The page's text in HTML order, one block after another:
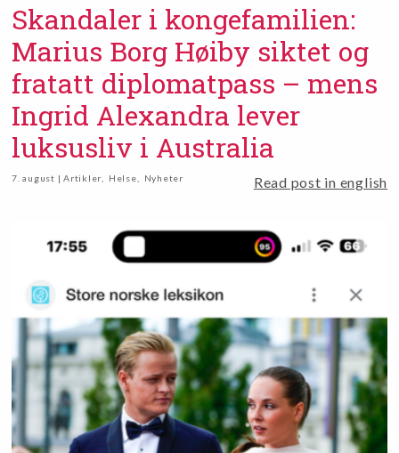
Skandaler i kongefamilien:
Marius Borg Høiby siktet og
fratatt diplomatpass – mens
Ingrid Alexandra lever
luksusliv i Australia
7. august | Artikler Helse Nyheter Read post in english